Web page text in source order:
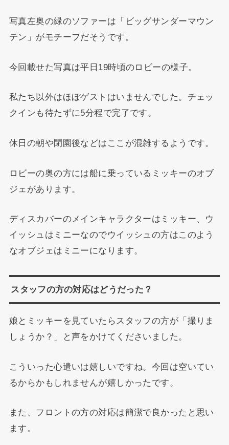
写真左奥の緑のソファーは「ビッグサンダーマウン
テン」がモチーフだそうです。
今回載せた写真は平日19時頃のロビーの様子。
私たち以外はほぼゲストはいませんでした。チェッ
クインも待たずに5分程で完了です。
休日の朝や閉園後などはここが混雑するようです。
ロビーの奥の方には船に乗っているミッキーのオブ
ジェがあります。
ディスカバーのメインキャラクターはミッキー、ウ
イッシュはミニーなのでウイッシュの方はこのよう
なオブジェはミニーになります。
スタッフの方の対応はどうだった？
娘とミッキーを見ていたらスタッフの方が「撮りま
しょうか？」と声をかけてくださいました。
こういった心遣いは嬉しいですね。今回は空いてい
るからかもしれませんが嬉しかったです。
また、フロントの方の対応は簡潔で良かったと思い
ます。